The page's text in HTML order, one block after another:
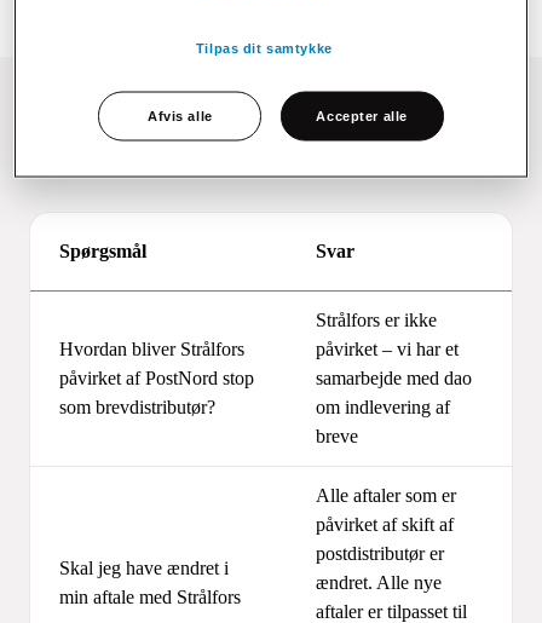
FAQ – Strålfors som aftalepartner
Spørgsmål Svar
Hvordan bliver Strålfors
påvirket af PostNord stop
som brevdistributør?
Strålfors er ikke
påvirket – vi har et
samarbejde med dao
om indlevering af
breve
Skal jeg have ændret i
min aftale med Strålfors
Alle aftaler som er
påvirket af skift af
postdistributør er
ændret. Alle nye
aftaler er tilpasset til
Tilpas dit samtykke
Afvis alle Accepter alle